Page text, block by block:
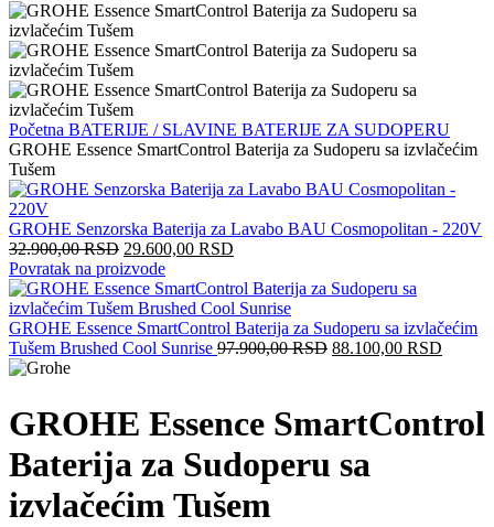
Početna BATERIJE / SLAVINE BATERIJE ZA SUDOPERU
GROHE Essence SmartControl Baterija za Sudoperu sa izvlačećim
Tušem
GROHE Senzorska Baterija za Lavabo BAU Cosmopolitan - 220V
32.900,00RSD Originalna
cena
je
bila:
32.900,00 RSD.
29.600,00 RSD
je:
29.600,00 RSD.
Povratak na proizvode
GROHE Essence SmartControl Baterija za Sudoperu sa izvlačećim
Tušem Brushed Cool Sunrise 97.900,00RSD Originalna
97.900,00 RSD.
88.100,00 RSD
GROHE Essence SmartControl
Baterija za Sudoperu sa
izvlačećim Tušem